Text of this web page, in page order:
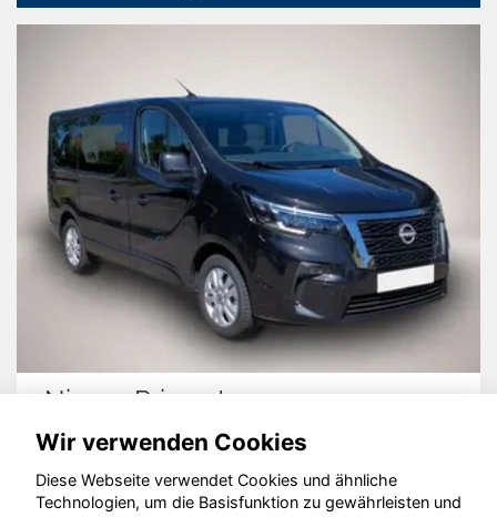
Nissan Primastar
Wir verwenden Cookies
Diese Webseite verwendet Cookies und ähnliche
Technologien, um die Basisfunktion zu gewährleisten und